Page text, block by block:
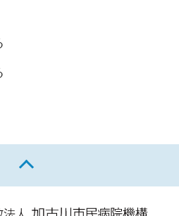
ページの先頭へ戻る